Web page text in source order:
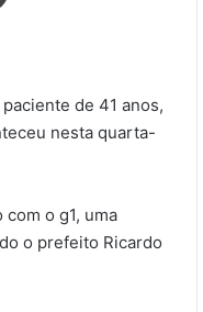
de 41 anos,
nesta quarta-
o g1, uma
o prefeito Ricardo